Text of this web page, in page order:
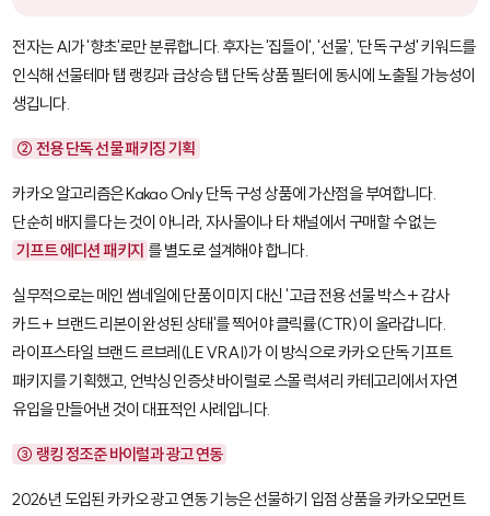
전자는 AI가 '향초'로만 분류합니다. 후자는 '집들이', '선물', '단독 구성' 키워드를
인식해 선물테마 탭 랭킹과 급상승 탭 단독 상품 필터에 동시에 노출될 가능성이
생깁니다.
② 전용 단독 선물 패키징 기획
카카오 알고리즘은Kakao Only단독 구성 상품에 가산점을 부여합니다.
단순히 배지를 다는 것이 아니라, 자사몰이나 타 채널에서 구매할 수 없는
기프트 에디션 패키지 를 별도로 설계해야 합니다.
실무적으로는 메인 썸네일에 단품 이미지 대신 '고급 전용 선물 박스 + 감사
카드 + 브랜드 리본이 완성된 상태'를 찍어야 클릭률(CTR)이 올라갑니다.
라이프스타일 브랜드 르브레(LE VRAI)가 이 방식으로 카카오 단독 기프트
패키지를 기획했고, 언박싱 인증샷 바이럴로 스몰 럭셔리 카테고리에서 자연
유입을 만들어낸 것이 대표적인 사례입니다.
③ 랭킹 정조준 바이럴과 광고 연동
2026년 도입된 카카오 광고 연동 기능은 선물하기 입점 상품을 카카오모먼트